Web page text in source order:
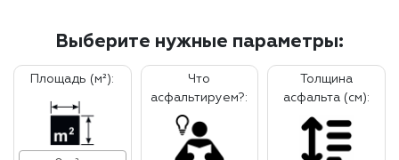
Выберите нужные параметры:
Площадь (м²):
Что
асфальтируем?:
Толщина
асфальта (см):